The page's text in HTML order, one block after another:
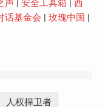
声| 安全工具箱
西
话基金会 玫瑰中国
人权捍卫者